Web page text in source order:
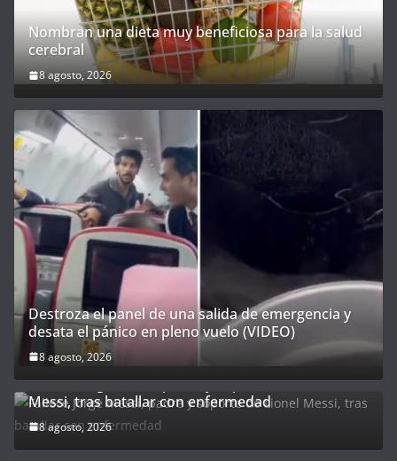
Destroza el panel de una salida de emergencia y
desata el pánico en pleno vuelo (VIDEO)
8 agosto, 2026
Fallece Jorge Messi, padre y soporte de Lionel
Messi, tras batallar con enfermedad
8 agosto, 2026
VIDEO: Un potente incendio forestal obliga a
evacuar por completo un distrito de Canadá